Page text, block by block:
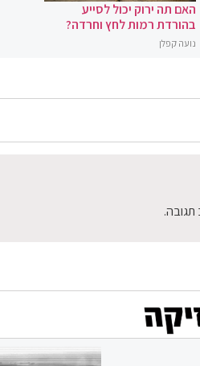
האם תה ירוק יכול לסייע
בהורדת רמות לחץ וחרדה?
נועה קפלן
תגובה.